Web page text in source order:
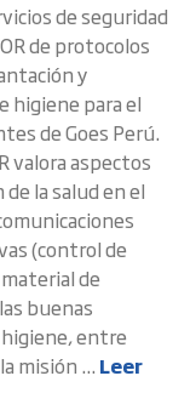
de seguridad
de protocolos
y
higiene para el
de Goes Perú.
valora aspectos
la salud en el
(control de
de
buenas
entre
misión ... Leer